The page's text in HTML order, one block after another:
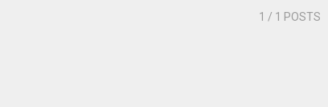
1 / 1 POSTS